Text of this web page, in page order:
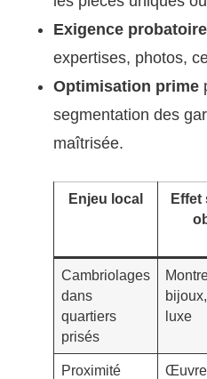
Exigence probatoire
expertises, photos,
Optimisation prime
segmentation des
maîtrisée.
Enjeu local
Effet
Cambriolages
dans
quartiers
prisés
luxe
Proximité